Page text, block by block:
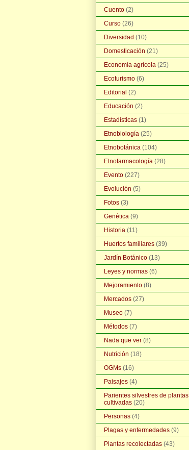
Cuento (2)
Curso (26)
Diversidad (10)
Domesticación (21)
Economía agrícola (25)
Ecoturismo (6)
Editorial (2)
Educación (2)
Estadísticas (1)
Etnobiología (25)
Etnobotánica (104)
Etnofarmacología (28)
Evento (227)
Evolución (5)
Fotos (3)
Genética (9)
Historia (11)
Huertos familiares (39)
Jardín Botánico (13)
Leyes y normas (6)
Mejoramiento (8)
Mercados (27)
Museo (7)
Métodos (7)
Nada que ver (8)
Nutrición (18)
OGMs (16)
Paisajes (4)
Parientes silvestres de plantas
cultivadas (20)
Personas (4)
Plagas y enfermedades (9)
Plantas recolectadas (43)